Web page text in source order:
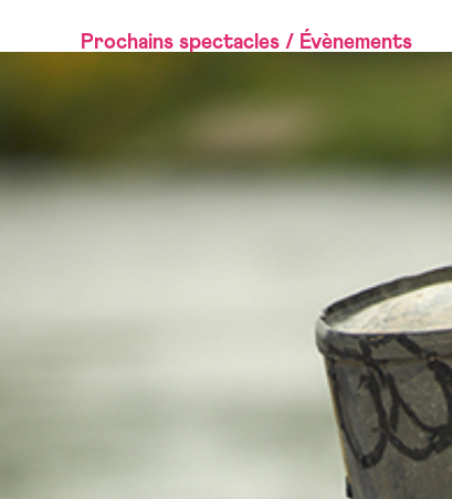
Prochains spectacles / Évènements